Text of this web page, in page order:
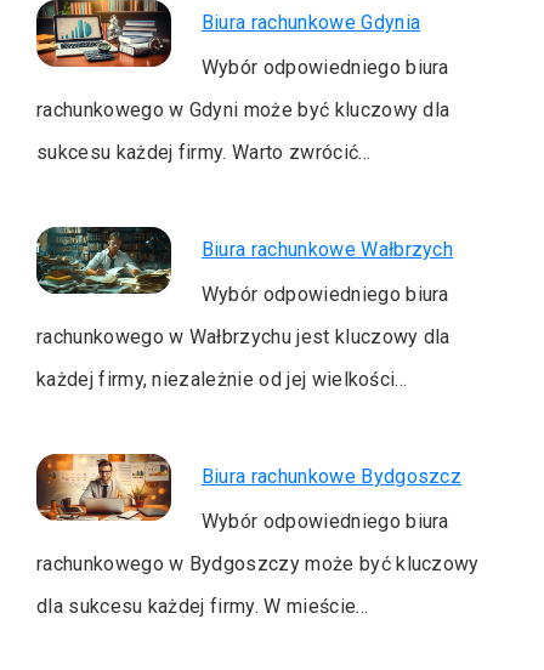
Biura rachunkowe Gdynia
Wybór odpowiedniego biura
rachunkowego w Gdyni może być kluczowy dla
sukcesu każdej firmy. Warto zwrócić…
Biura rachunkowe Wałbrzych
Wybór odpowiedniego biura
rachunkowego w Wałbrzychu jest kluczowy dla
każdej firmy, niezależnie od jej wielkości…
Biura rachunkowe Bydgoszcz
Wybór odpowiedniego biura
rachunkowego w Bydgoszczy może być kluczowy
dla sukcesu każdej firmy. W mieście…